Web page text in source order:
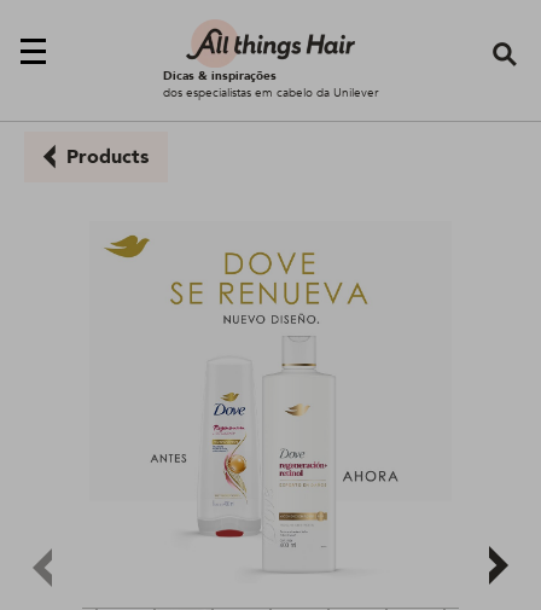
Dicas & inspirações
dos especialistas em cabelo da Unilever
Products